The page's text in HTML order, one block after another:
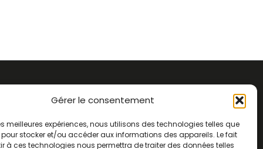
Gérer le consentement
meilleures expériences, nous utilisons des technologies telles que
stocker et/ou accéder aux informations des appareils. Le fait
à ces technologies nous permettra de traiter des données telles
Règlement intérieur
Politique de confidentialité
Mentions légales